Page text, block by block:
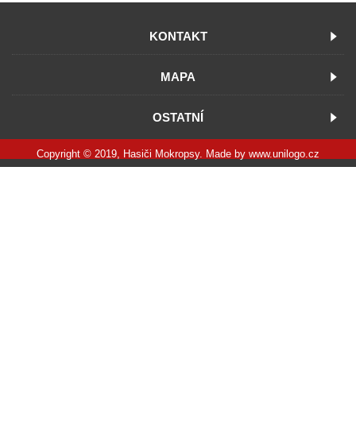
KONTAKT
MAPA
OSTATNÍ
Copyright © 2019, Hasiči Mokropsy. Made by www.unilogo.cz